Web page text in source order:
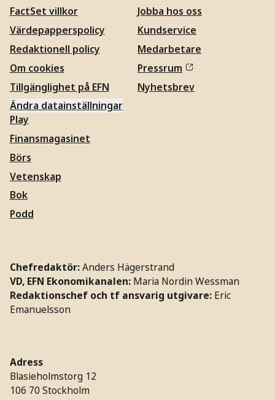
FactSet villkor
Värdepapperspolicy
Redaktionell policy
Om cookies
Tillgänglighet på EFN
Ändra datainställningar
Jobba hos oss
Kundservice
Medarbetare
Pressrum
Nyhetsbrev
Play
Finansmagasinet
Börs
Vetenskap
Bok
Podd
Chefredaktör:Anders Hägerstrand
VD, EFN Ekonomikanalen: Maria Nordin Wessman
Redaktionschef och tf ansvarig utgivare: Eric
Emanuelsson
Adress
Blasieholmstorg 12
106 70 Stockholm